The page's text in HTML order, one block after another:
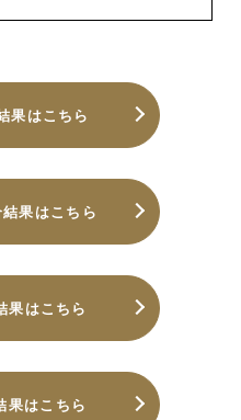
果はこちら
果はこちら
果はこちら
果はこちら